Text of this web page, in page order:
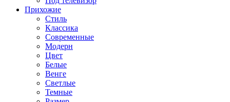
Прихожие
Стиль
Классика
Современные
Модерн
Цвет
Белые
Венге
Светлые
Темные